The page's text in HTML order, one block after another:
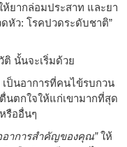
ยากล่อมประสาท และยา
ดหัว: โรคปวดระดับชาติ”
ติ นั้นจะเริ่มด้วย
ป็นอาการที่คนไข้รบกวน
นตกใจให้แก่เขามากที่สุด
รืออื่นๆ
อาการสำคัญของคุณ”ให้